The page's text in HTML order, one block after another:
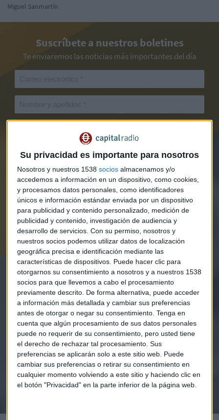
Su privacidad es importante para nosotros
Nosotros y nuestros 1538 socios almacenamos y/o
accedemos a información en un dispositivo, como cookies,
y procesamos datos personales, como identificadores
únicos e información estándar enviada por un dispositivo
para publicidad y contenido personalizado, medición de
publicidad y contenido, investigación de audiencia y
desarrollo de servicios. Con su permiso, nosotros y
nuestros socios podemos utilizar datos de localización
geográfica precisa e identificación mediante las
características de dispositivos. Puede hacer clic para
otorgarnos su consentimiento a nosotros y a nuestros 1538
socios para que llevemos a cabo el procesamiento
previamente descrito. De forma alternativa, puede acceder
a información más detallada y cambiar sus preferencias
antes de otorgar o negar su consentimiento. Tenga en
cuenta que algún procesamiento de sus datos personales
puede no requerir de su consentimiento, pero usted tiene
el derecho de rechazar tal procesamiento. Sus
preferencias se aplicarán solo a este sitio web. Puede
cambiar sus preferencias o retirar su consentimiento en
cualquier momento volviendo a este sitio y haciendo clic en
el botón "Privacidad" en la parte inferior de la página web.
Miguel Sanmartín
Suscríbete a nuestros boletines
Te enviaremos las noticias más importantes del día
Elige los boletines a los que suscribirte*
Apertura
La Magia de la Publicidad
Claves ESG
Acepto lapolítica de privacidad. *
¡Suscribirme!